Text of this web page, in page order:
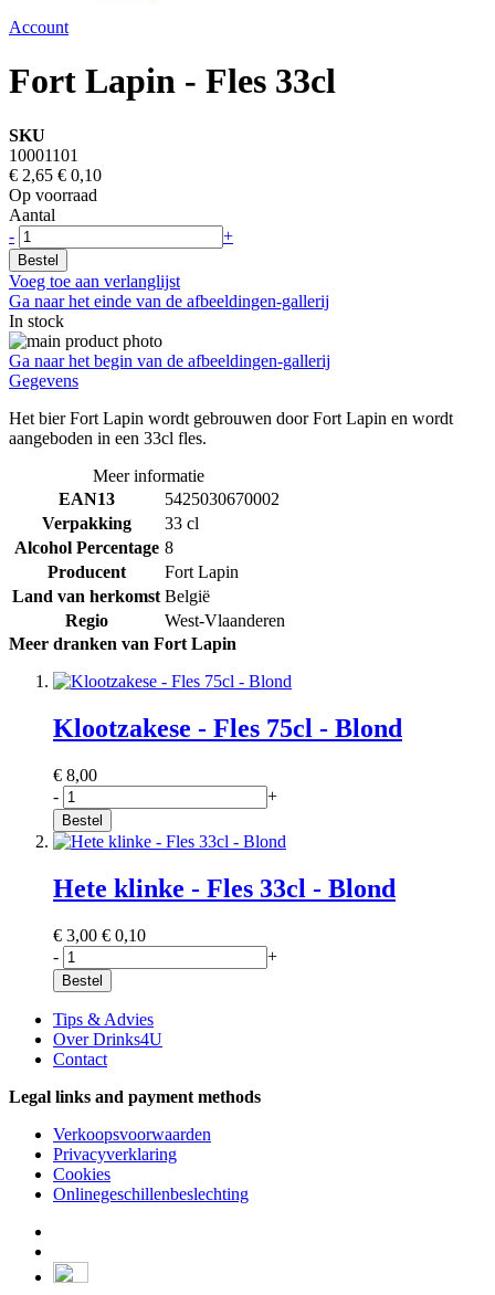
Account
Fort Lapin - Fles 33cl
SKU
10001101
€ 2,65 € 0,10
Op voorraad
Aantal
-
+
Bestel
Voeg toe aan verlanglijst
Ga naar het einde van de afbeeldingen-gallerij
In stock
Ga naar het begin van de afbeeldingen-gallerij
Gegevens
Het bier Fort Lapin wordt gebrouwen door Fort Lapin en wordt
aangeboden in een 33cl fles.
Meer informatie
EAN13
5425030670002
Verpakking
33 cl
Alcohol Percentage 8
Producent
Fort Lapin
Land van herkomst België
Regio
West-Vlaanderen
Meer dranken van Fort Lapin
Klootzakese - Fles 75cl - Blond
€ 8,00
-
+
Bestel
Hete klinke - Fles 33cl - Blond
€ 3,00 € 0,10
-
+
Bestel
Tips & Advies
Over Drinks4U
Contact
Legal links and payment methods
Verkoopsvoorwaarden
Privacyverklaring
Cookies
Onlinegeschillenbeslechting